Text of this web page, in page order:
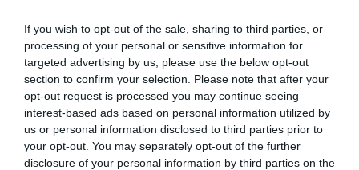
If you wish to opt-out of the sale, sharing to third parties, or
processing of your personal or sensitive information for
targeted advertising by us, please use the below opt-out
section to confirm your selection. Please note that after your
opt-out request is processed you may continue seeing
interest-based ads based on personal information utilized by
us or personal information disclosed to third parties prior to
your opt-out. You may separately opt-out of the further
disclosure of your personal information by third parties on the